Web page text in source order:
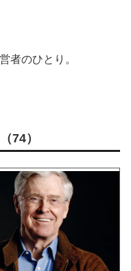
者のひとり。
74）